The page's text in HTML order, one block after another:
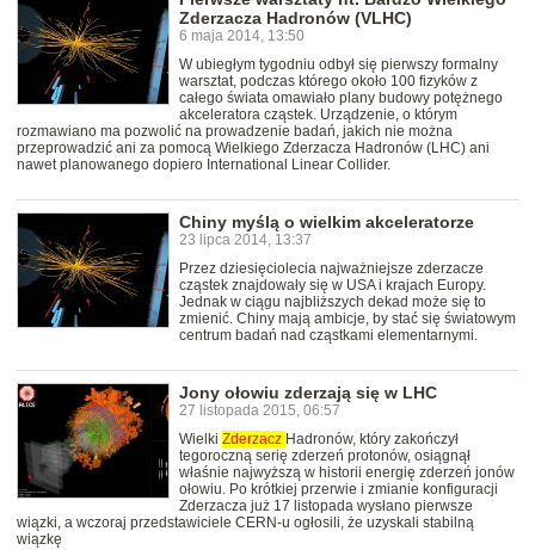
Zderzacza Hadronów (VLHC)
6 maja 2014, 13:50
W ubiegłym tygodniu odbył się pierwszy formalny
warsztat, podczas którego około 100 fizyków z
całego świata omawiało plany budowy potężnego
akceleratora cząstek. Urządzenie, o którym
rozmawiano ma pozwolić na prowadzenie badań, jakich nie można
przeprowadzić ani za pomocą Wielkiego Zderzacza Hadronów (LHC) ani
nawet planowanego dopiero International Linear Collider.
Chiny myślą o wielkim akceleratorze
23 lipca 2014, 13:37
Przez dziesięciolecia najważniejsze zderzacze
cząstek znajdowały się w USA i krajach Europy.
Jednak w ciągu najbliższych dekad może się to
zmienić. Chiny mają ambicje, by stać się światowym
centrum badań nad cząstkami elementarnymi.
Jony ołowiu zderzają się w LHC
27 listopada 2015, 06:57
Wielki Zderzacz Hadronów, który zakończył
tegoroczną serię zderzeń protonów, osiągnął
właśnie najwyższą w historii energię zderzeń jonów
ołowiu. Po krótkiej przerwie i zmianie konfiguracji
Zderzacza już 17 listopada wysłano pierwsze
wiązki, a wczoraj przedstawiciele CERN-u ogłosili, że uzyskali stabilną
wiązkę